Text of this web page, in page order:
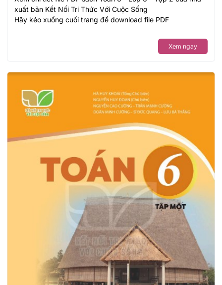
xuất bản Kết Nối Tri Thức Với Cuộc Sống
Hãy kéo xuống cuối trang để download file PDF
Xem ngay